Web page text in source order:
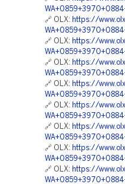
🔗 OLX: https://
🔗 OLX: https://
🔗 OLX: https://
🔗 OLX: https://
🔗 OLX: https://
🔗 OLX: https://
🔗 OLX: https://
🔗 OLX: https://